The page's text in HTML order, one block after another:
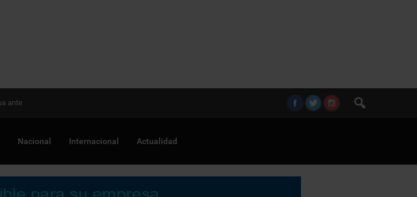
Nacional Internacional Actualidad